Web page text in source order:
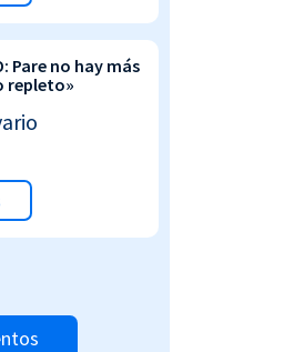
Pare no hay más
repleto»